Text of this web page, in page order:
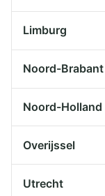
Limburg
Noord-Brabant
Noord-Holland
Overijssel
Utrecht